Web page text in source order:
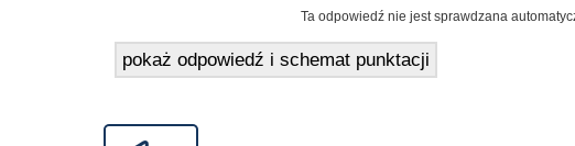
Ta odpowiedź nie jest sprawdzana
pokaż odpowiedź i schemat punktacji